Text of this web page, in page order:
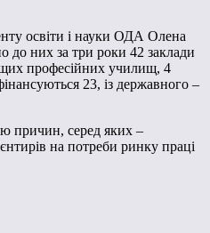
освіти і науки ОДА Олена
до них за три роки 42 заклади
професійних училищ, 4
23, із державного –
причин, серед яких –
на потреби ринку праці